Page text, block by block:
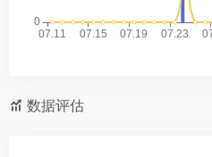
数据评估